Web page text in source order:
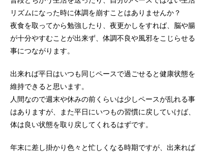
リズムになった時に体調を崩すことはありませんか？
夜食を取ってから勉強したり、夜更かしをすれば、脳や腸
が十分やすむことが出来ず、体調不良や風邪をこじらせる
事につながります。
出来れば平日はいつも同じペースで過ごせると健康状態を
維持できると思います。
人間なので週末や休みの前くらいは少しペースが乱れる事
はありますが、また平日にいつもの習慣に戻していけば、
体は良い状態を取り戻してくれるはずです。
年末に差し掛かり色々と忙しくなる時期ですが、出来れば